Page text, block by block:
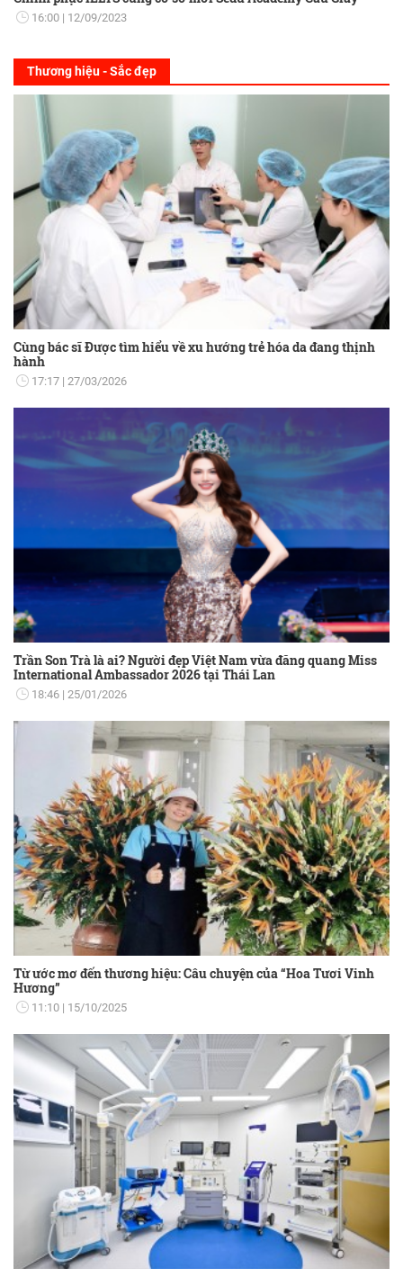
16:00 12/09/2023
Thương hiệu - Sắc đẹp
Cùng bác sĩ Được tìm hiểu về xu hướng trẻ hóa da đang thịnh
hành
17:17 27/03/2026
Trần Son Trà là ai? Người đẹp Việt Nam vừa đăng quang Miss
International Ambassador 2026 tại Thái Lan
18:46 25/01/2026
Từ ước mơ đến thương hiệu: Câu chuyện của “Hoa Tươi Vinh
Hương”
11:10 15/10/2025